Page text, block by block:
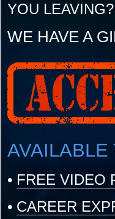
YOU LEAVING?
WE HAVE A
AVAILABLE
• FREE VIDEO
• CAREER